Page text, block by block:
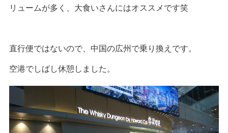
リュームが多く、大食いさんにはオススメです笑
直行便ではないので、中国の広州で乗り換えです。
空港でしばし休憩しました。